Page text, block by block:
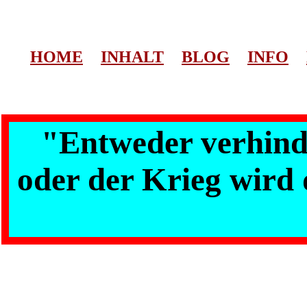
HOME INHALT BLOG INFO
"Entweder
oder der Krieg wird